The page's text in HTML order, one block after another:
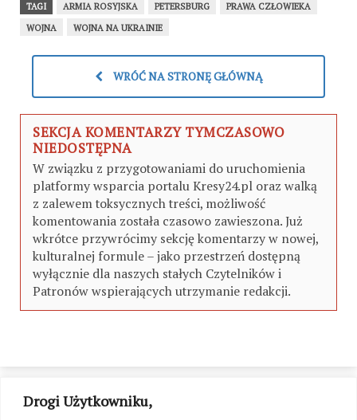
Drogi Użytkowniku,
TAGI ARMIA ROSYJSKA PETERSBURG
PRAWA CZŁOWIEKA
WOJNA
WOJNA NA UKRAINIE
WRÓĆ NA STRONĘ GŁÓWNĄ
SEKCJA KOMENTARZY TYMCZASOWO
NIEDOSTĘPNA
W związku z przygotowaniami do uruchomienia
platformy wsparcia portalu Kresy24.pl oraz walką
z zalewem toksycznych treści, możliwość
komentowania została czasowo zawieszona. Już
wkrótce przywrócimy sekcję komentarzy w nowej,
kulturalnej formule – jako przestrzeń dostępną
wyłącznie dla naszych stałych Czytelników i
Patronów wspierających utrzymanie redakcji.